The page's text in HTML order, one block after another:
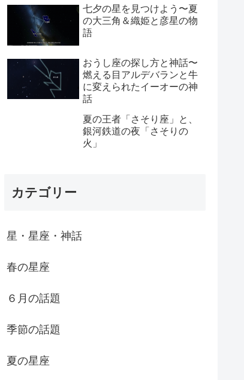
七夕の星を見つけよう〜夏
の大三角＆織姫と彦星の物
語
おうし座の探し方と神話〜
燃える目アルデバランと牛
に変えられたイーオーの神
話
夏の王者「さそり座」と、
銀河鉄道の夜「さそりの
火」
カテゴリー
星・星座・神話
春の星座
６月の話題
季節の話題
夏の星座